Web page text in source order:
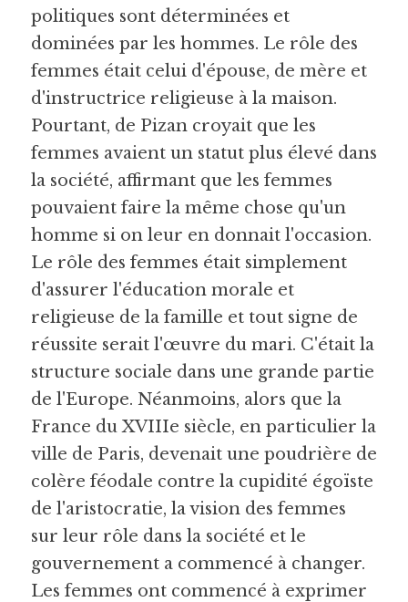
politiques sont déterminées et
dominées par les hommes. Le rôle des
femmes était celui d'épouse, de mère et
d'instructrice religieuse à la maison.
Pourtant, de Pizan croyait que les
femmes avaient un statut plus élevé dans
la société, affirmant que les femmes
pouvaient faire la même chose qu'un
homme si on leur en donnait l'occasion.
Le rôle des femmes était simplement
d'assurer l'éducation morale et
religieuse de la famille et tout signe de
réussite serait l'œuvre du mari. C'était la
structure sociale dans une grande partie
de l'Europe. Néanmoins, alors que la
France du XVIIIe siècle, en particulier la
ville de Paris, devenait une poudrière de
colère féodale contre la cupidité égoïste
de l'aristocratie, la vision des femmes
sur leur rôle dans la société et le
gouvernement a commencé à changer.
Les femmes ont commencé à exprimer